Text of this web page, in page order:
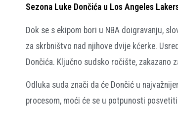
Sezona Luke Dončića u Los Angeles
Dok se s ekipom bori u NBA doigravanju,
za skrbništvo nad njihove dvije kćerke.
Dončića. Ključno sudsko ročište, zakazano
Odluka suda znači da će Dončić u
procesom, moći će se u potpunosti